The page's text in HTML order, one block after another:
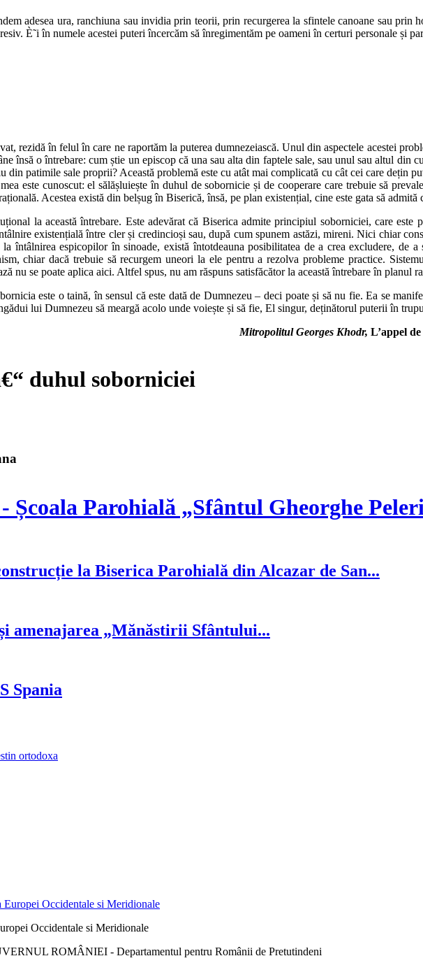
adesea ura, ranchiuna sau invidia prin teorii, prin recurgerea la sfintele canoane sau prin
È˜i în numele acestei puteri încercăm să înregimentăm pe oameni în certuri personale și
rezidă în felul în care ne raportăm la puterea dumnezeiască. Unul din aspectele acestei
însă o întrebare: cum știe un episcop că una sau alta din faptele sale, sau unul sau altul din
din patimile sale proprii? Această problemă este cu atât mai complicată cu cât cei care dețin
este cunoscut: el sălășluiește în duhul de sobornicie și de cooperare care trebuie să
Acestea există din belșug în Biserică, însă, pe plan existențial, cine este gata să
la această întrebare. Este adevărat că Biserica admite principiul soborniciei, care
existențială între cler și credincioși sau, după cum spunem astăzi, mireni. Nici chiar
întâlnirea espicopilor în sinoade, există întotdeauna posibilitatea de a crea excludere, de
chiar dacă trebuie să recurgem uneori la ele pentru a rezolva probleme practice.
nu se poate aplica aici. Altfel spus, nu am răspuns satisfăcător la această întrebare în planul
este o taină, în sensul că este dată de Dumnezeu – deci poate și să nu fie. Ea se
lui Dumnezeu să meargă acolo unde voiește și să fie, El singur, deținătorul puterii în
Mitropolitul Georges Khodr, L’appel
duhul soborniciei
Școala Parohială „Sfântul Gheorghe
la Biserica Parohială din Alcazar de San...
amenajarea „Mănăstirii Sfântului...
Spania
ortodoxa
Occidentale si Meridionale
ROMÂNIEI - Departamentul pentru Românii de Pretutindeni